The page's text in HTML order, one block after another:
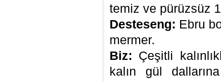
temiz ve pürüzsüz
Desteseng: Ebru
mermer.
Biz: Çeşitli
kalın gül